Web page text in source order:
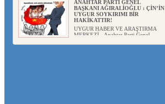
ANAHTAR PARTİ GENEL
BAŞKANI AĞIRALİOĞLU : ÇİN’İN
UYGUR SOYKIRIMI BİR
HAKİKATTIR!
UYGUR HABER VE ARAŞTIRMA
MERKEZİ Anahtar Parti Genel
ÇİN’İN DOĞU TÜRKİSTAN’DAKİ